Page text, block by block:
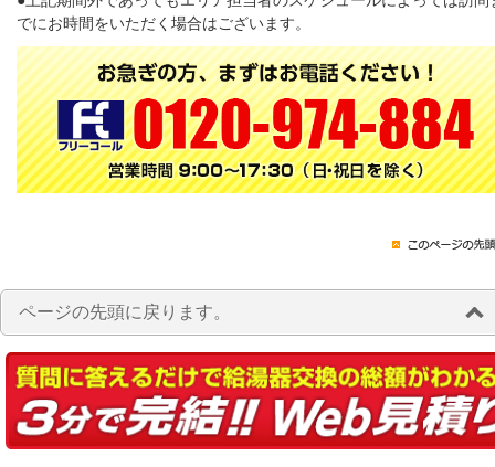
でにお時間をいただく場合はございます。
ページの先頭に戻ります。